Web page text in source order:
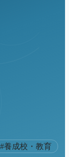
#養成校・教育